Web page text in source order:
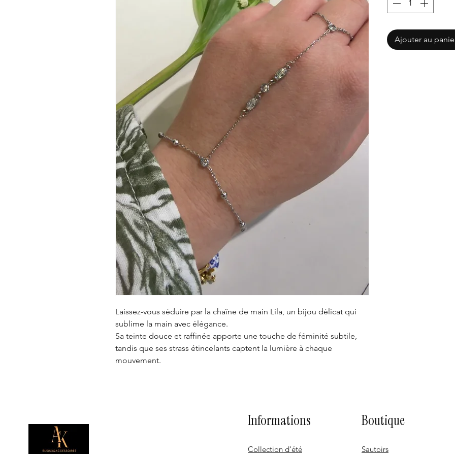
Laissez-vous séduire par la chaîne de main Lila, un bijou délicat qui
sublime la main avec élégance.
Sa teinte douce et raffinée apporte une touche de féminité subtile,
tandis que ses strass étincelants captent la lumière à chaque
mouvement.
Ajouter au
Informations Boutique
Collection d'été Sautoirs